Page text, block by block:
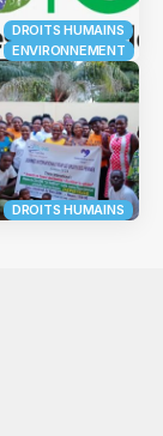
DROITS HUMAINS
ENVIRONNEMENT
DROITS HUMAINS